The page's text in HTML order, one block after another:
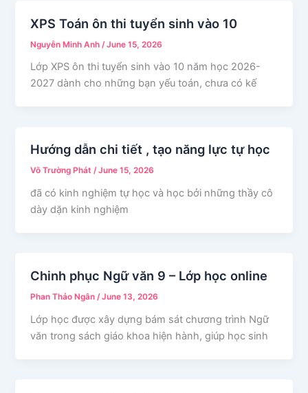
XPS Toán ôn thi tuyển sinh vào 10
Nguyễn Minh Anh /June 15, 2026
Lớp XPS ôn thi tuyển sinh vào 10 năm học 2026-
2027 dành cho những bạn yếu toán, chưa có kế
Hướng dẫn chi tiết , tạo năng lực tự học
Võ Trường Phát/June 15, 2026
đã có kinh nghiệm tự học và học bởi những thầy cô
dày dặn kinh nghiệm
Chinh phục Ngữ văn 9 – Lớp học online
Phan Thảo Ngân/June 13, 2026
Lớp học được xây dựng bám sát chương trình Ngữ
văn trong sách giáo khoa hiện hành, giúp học sinh